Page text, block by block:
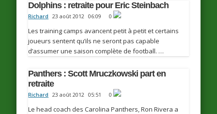
Dolphins : retraite pour Eric Steinbach
Richard 23 août 2012 06:09 0
Les training camps avancent petit à petit et certains
joueurs sentent qu’ils ne seront pas capable
d’assumer une saison complète de football. …
Panthers : Scott Mruczkowski part en
retraite
Richard 23 août 2012 05:51 0
Le head coach des Carolina Panthers, Ron Rivera a